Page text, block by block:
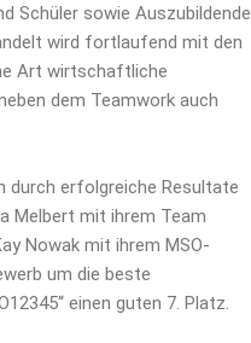
Schüler sowie Auszubildende
wird fortlaufend mit den
Art wirtschaftliche
dem Teamwork auch
durch erfolgreiche Resultate
Melbert mit ihrem Team
Nowak mit ihrem MSO-
um die beste
einen guten 7. Platz.